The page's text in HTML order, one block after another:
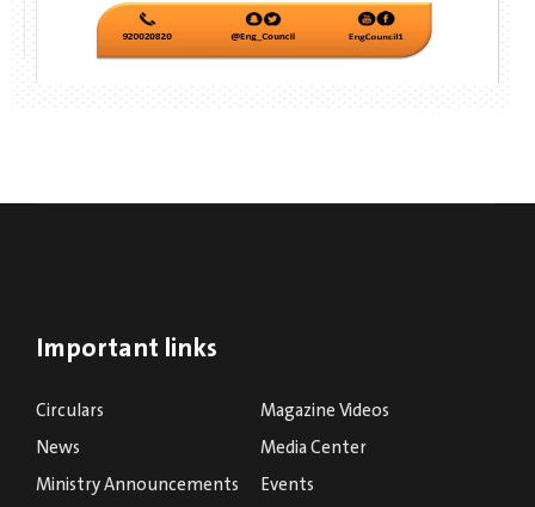
Important links
Circulars
Magazine Videos
News
Media Center
Ministry Announcements
Events